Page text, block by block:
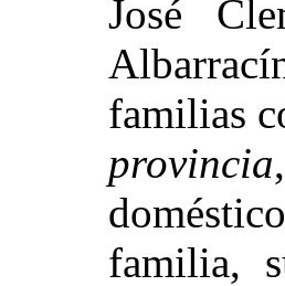
José
familias
provincia
familia,